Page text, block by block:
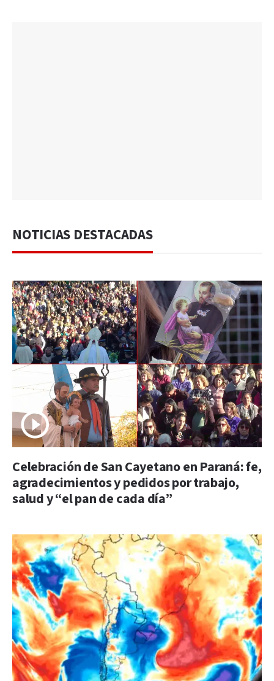
NOTICIAS DESTACADAS
Celebración de San Cayetano en Paraná: fe,
agradecimientos y pedidos por trabajo,
salud y “el pan de cada día”